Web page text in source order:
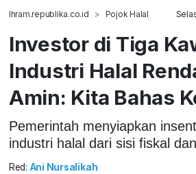
Ihram.republika.co.id Pojok Halal
Investor di Tiga
Industri Halal
Amin: Kita Bahas
Pemerintah menyiapkan
industri halal dari sisi fiskal
Red: Ani Nursalikah